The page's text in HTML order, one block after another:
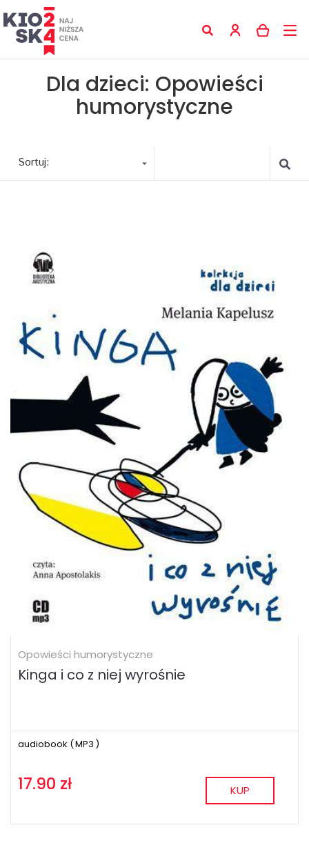
Dla dzieci: Opowieści
humorystyczne
Sortuj:
Opowieści humorystyczne
Kinga i co z niej wyrośnie
audiobook (MP3 )
17.90 zł KUP